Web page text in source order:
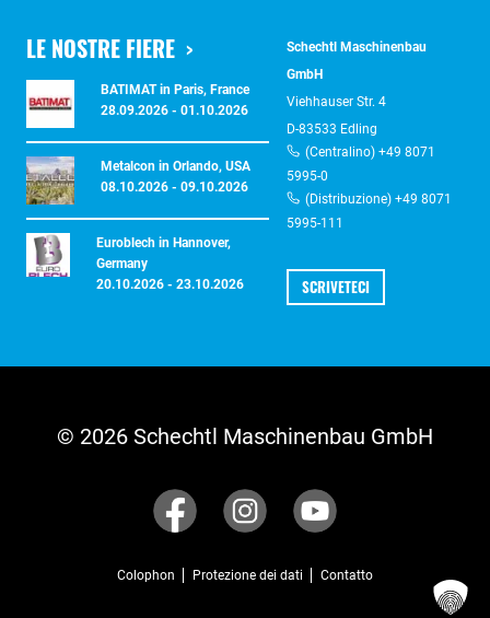
LE NOSTRE FIERE
BATIMAT in Paris, France
28.09.2026 - 01.10.2026
Metalcon in Orlando, USA
08.10.2026 - 09.10.2026
Euroblech in Hannover,
Germany
20.10.2026 - 23.10.2026
Schechtl Maschinenbau
GmbH
Viehhauser Str. 4
D-83533 Edling
(Centralino) +49 8071
5995-0
(Distribuzione) +49 8071
5995-111
SCRIVETECI
© 2026 Schechtl Maschinenbau GmbH
Colophon Protezione dei dati Contatto